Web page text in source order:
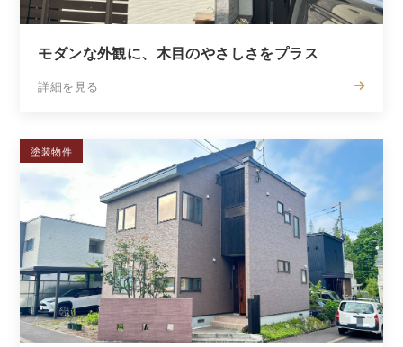
モダンな外観に、木目のやさしさをプラス
詳細を見る
塗装物件